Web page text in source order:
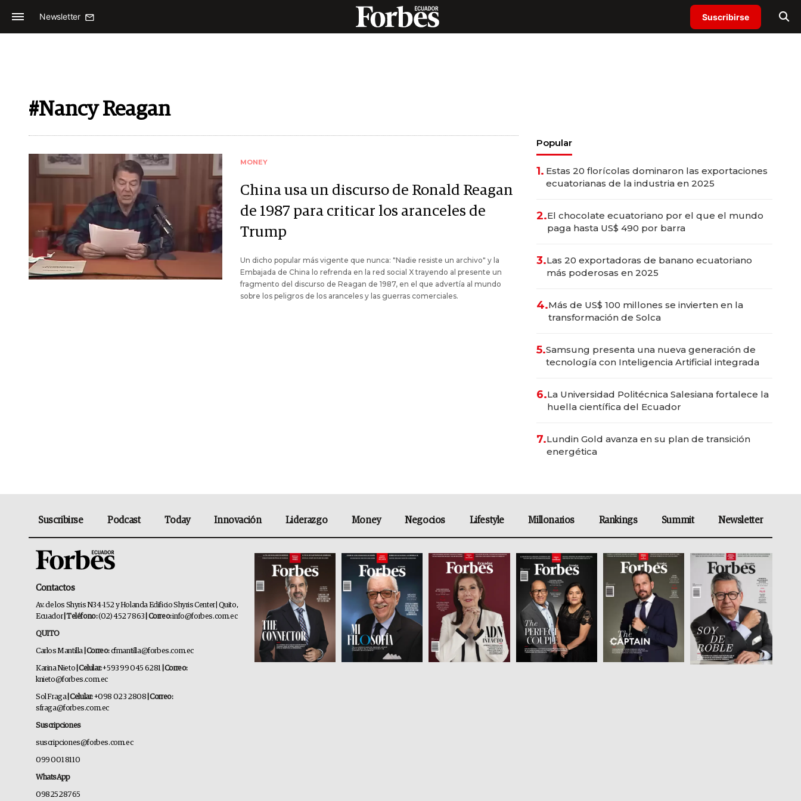
Newsletter Suscribirse
#Nancy Reagan
MONEY
China usa un discurso de Ronald Reagan
de 1987 para criticar los aranceles de
Trump
Un dicho popular más vigente que nunca: "Nadie resiste un archivo" y la
Embajada de China lo refrenda en la red social X trayendo al presente un
fragmento del discurso de Reagan de 1987, en el que advertía al mundo
sobre los peligros de los aranceles y las guerras comerciales.
Popular
1. Estas 20 florícolas dominaron las exportaciones
ecuatorianas de la industria en 2025
2.El chocolate ecuatoriano por el que el mundo
paga hasta US$ 490 por barra
3.Las 20 exportadoras de banano ecuatoriano
más poderosas en 2025
4.Más de US$ 100 millones se invierten en la
transformación de Solca
5.Samsung presenta una nueva generación de
tecnología con Inteligencia Artificial integrada
6.La Universidad Politécnica Salesiana fortalece la
huella científica del Ecuador
7.Lundin Gold avanza en su plan de transición
energética
Suscribirse Podcast Today Innovación Liderazgo Money Negocios Lifestyle Millonarios Rankings Summit Newsletter
Contactos
Av. de los Shyris N34-152 y Holanda Edificio Shyris Center | Quito,
Ecuador | Teléfono:(02) 452 7863 | Correo:info@forbes.com.ec
QUITO
Carlos Mantilla | Correo:cfmantilla@forbes.com.ec
Karina Nieto | Celular:+593 99 045 6281 | Correo:
knieto@forbes.com.ec
Sol Fraga| Celular:+098 023 2808 | Correo:
sfraga@forbes.com.ec
Suscripciones
suscripciones@forbes.com.ec
099 001 8110
WhatsApp
0982528765